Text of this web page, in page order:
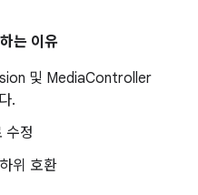
는 이유
및 MediaController
.
수정
위 호환